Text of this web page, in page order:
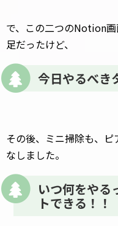
で、この二つのNotion
足だったけど、
今日やるべき
その後、ミニ掃除も、
なしました。
いつ何をやる
トできる！！